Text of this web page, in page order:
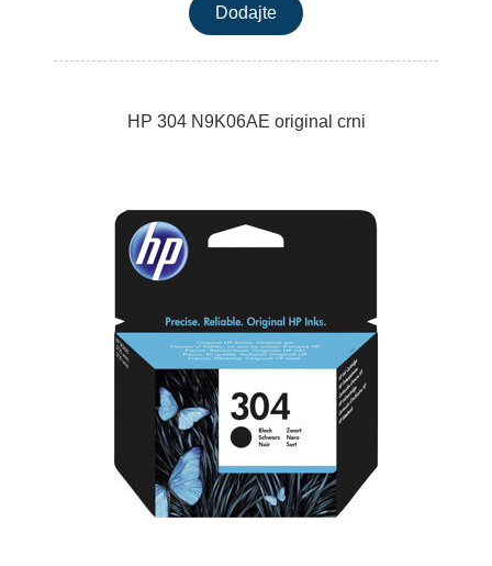
HP 304 N9K06AE original crni